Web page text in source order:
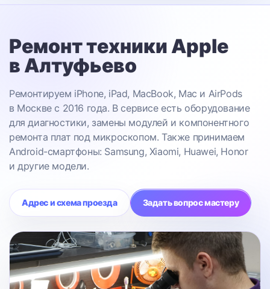
Ремонт техники Apple
в Алтуфьево
Ремонтируем iPhone, iPad, MacBook, Mac и AirPods
в Москве с 2016 года. В сервисе есть оборудование
для диагностики, замены модулей и компонентного
ремонта плат под микроскопом. Также принимаем
Android-смартфоны: Samsung, Xiaomi, Huawei, Honor
и другие модели.
Адрес и схема проезда Задать вопрос мастеру